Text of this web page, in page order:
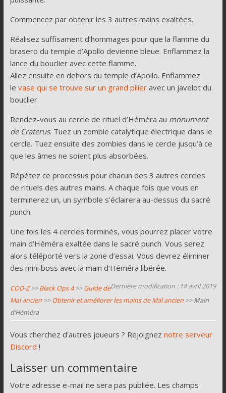
Commencez par obtenir les 3 autres mains exaltées.
Réalisez suffisament d’hommages pour que la flamme du
brasero du temple d’Apollo devienne bleue. Enflammez la
lance du bouclier avec cette flamme.
Allez ensuite en dehors du temple d’Apollo. Enflammez
le vase qui se trouve sur un grand pilieravec un javelot du
bouclier.
Rendez-vous au cercle de rituel d’Héméra au monument
de Craterus. Tuez un zombie catalytique électrique dans le
cercle. Tuez ensuite des zombies dans le cercle jusqu’à ce
que les âmes ne soient plus absorbées.
Répétez ce processus pour chacun des 3 autres cercles
de rituels des autres mains. A chaque fois que vous en
terminerez un, un symbole s’éclairera au-dessus du sacré
punch.
Une fois les 4 cercles terminés, vous pourrez placer votre
main d’Héméra exaltée dans le sacré punch. Vous serez
alors téléporté vers la zone d’essai. Vous devrez éliminer
des mini boss avec la main d’Héméra libérée.
Dernière modification : 14 avril 2019
COD-Z>>Black Ops 4>>Guide de
Mal ancien>>Obtenir et améliorer les mains de Mal ancien>>Main
d’Héméra
Vous cherchez d'autres joueurs ? Rejoignez notre serveur
Discord !
Laisser un commentaire
Votre adresse e-mail ne sera pas publiée. Les champs